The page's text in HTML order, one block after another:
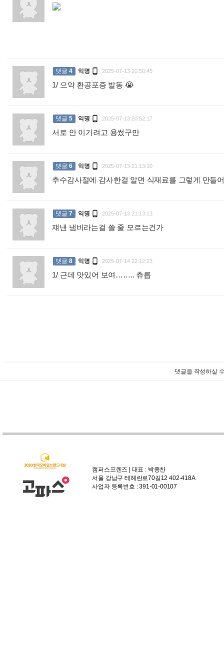
댓글 4 익명  2025-07-13 20:50:45
1/ 으악 환공포증 발동 😭
댓글 5 익명  2025-07-13 20:52:17
서로 안 이기려고 용썼구만
댓글 6 익명  2025-07-13 21:13:10
추수감사절에 감사한걸 알면 식재료를 그렇게 만
댓글 7 익명  2025-07-13 21:13:13
쟤낸 냄비라는걸 쓸 줄 모르는건가
댓글 8 익명  2025-07-14 22:12:23
1/ 근데 맛있어 보여…….. 츄릅
댓글을 작성하실
캠퍼스프렌즈 | 대표 : 박종찬
서울 강남구 테헤란로70길12 402-418A
사업자 등록번호 : 391-01-00107